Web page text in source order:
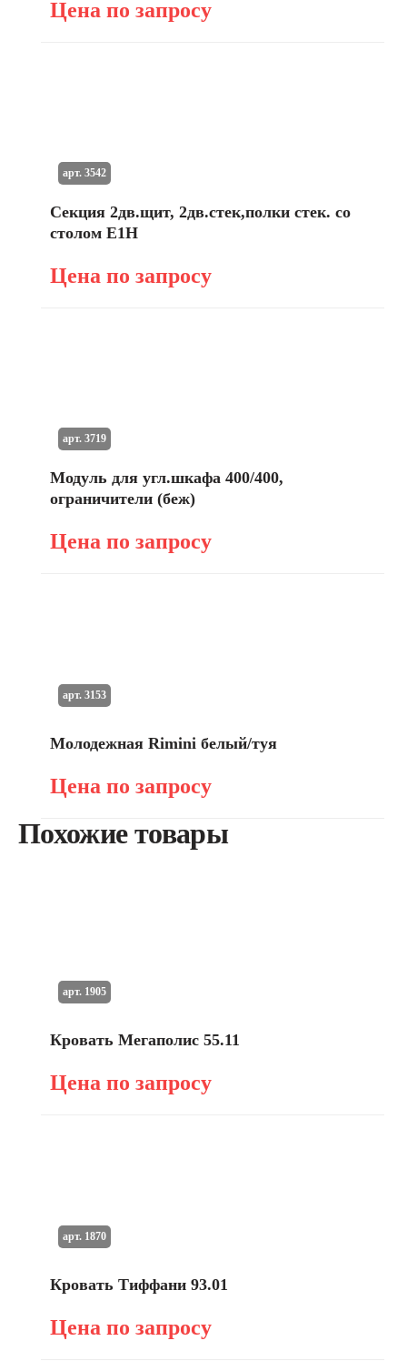
Цена по запросу
Секция 2дв.щит, 2дв.стек,полки стек. со
столом E1H
Цена по запросу
арт. 3542
Модуль для угл.шкафа 400/400,
ограничители (беж)
Цена по запросу
арт. 3719
Молодежная Rimini белый/туя
Цена по запросу
арт. 3153
Похожие товары
Кровать Мегаполис 55.11
Цена по запросу
арт. 1905
Кровать Тиффани 93.01
Цена по запросу
арт. 1870